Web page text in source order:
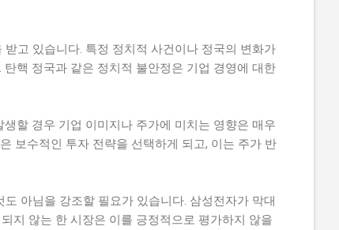
고 있습니다. 특정 정치적 사건이나 정국의 변화가
핵 정국과 같은 정치적 불안정은 기업 경영에 대한
할 경우 기업 이미지나 주가에 미치는 영향은 매우
보수적인 투자 전략을 선택하게 되고, 이는 주가 반
아님을 강조할 필요가 있습니다. 삼성전자가 막대
지 않는 한 시장은 이를 긍정적으로 평가하지 않을